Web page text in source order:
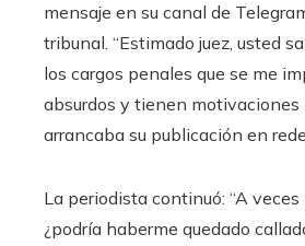
mensaje en su canal de
tribunal. “Estimado juez, usted
los cargos penales que se me
absurdos y tienen motivaciones
arrancaba su publicación en
La periodista continuó: “A
¿podría haberme quedado